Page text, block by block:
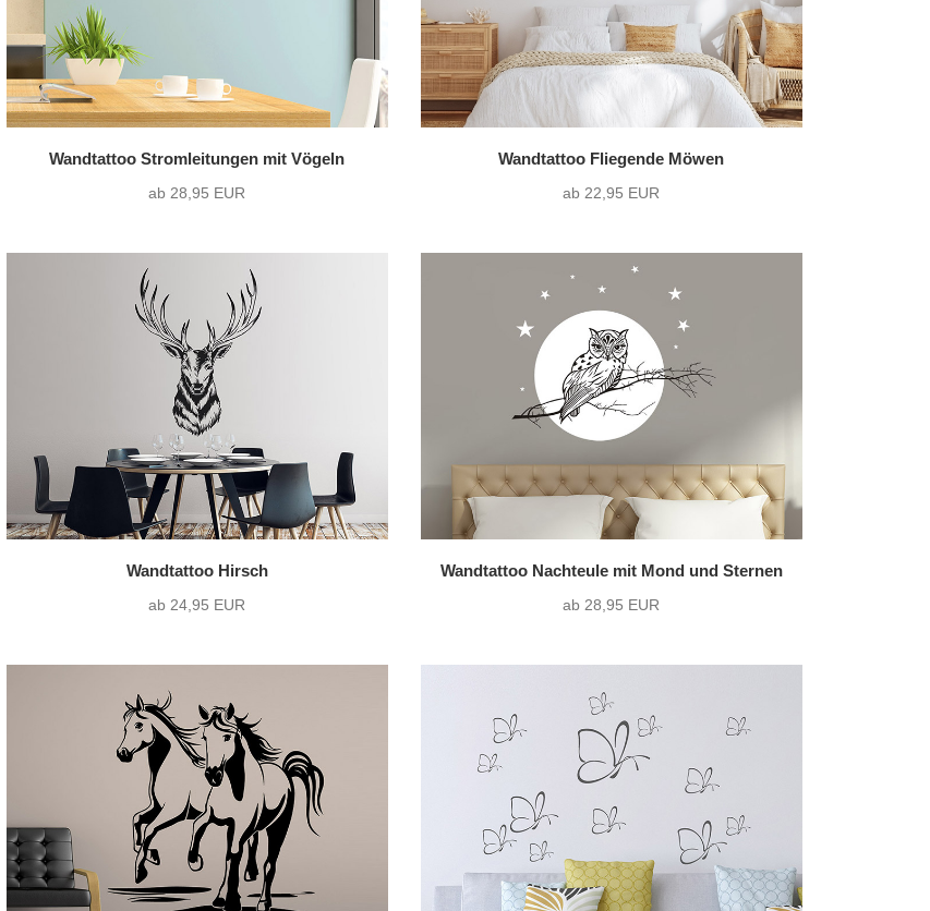
Wandtattoo Stromleitungen mit Vögeln
ab 28,95 EUR
Wandtattoo Fliegende Möwen
ab 22,95 EUR
Wandtattoo Hirsch
ab 24,95 EUR
Wandtattoo Nachteule mit Mond und Sternen
ab 28,95 EUR